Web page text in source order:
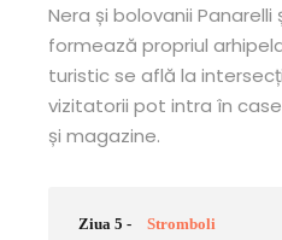
Nera și bolovanii Panarelli
formează propriul
turistic se află la
vizitatorii pot intra în
și magazine.
Ziua 5 - Stromboli